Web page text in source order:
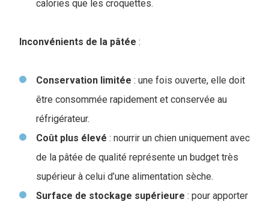
calories que les croquettes.
Inconvénients de la pâtée :
Conservation limitée : une fois ouverte, elle doit
être consommée rapidement et conservée au
réfrigérateur.
Coût plus élevé : nourrir un chien uniquement avec
de la pâtée de qualité représente un budget très
supérieur à celui d’une alimentation sèche.
Surface de stockage supérieure : pour apporter